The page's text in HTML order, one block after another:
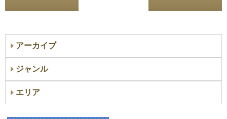
アーカイブ
ジャンル
エリア